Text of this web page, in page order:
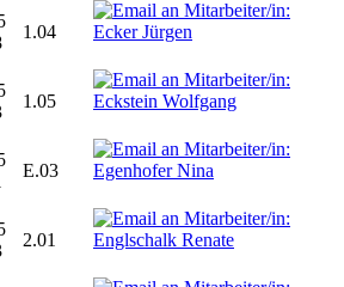
1.04
1.05
E.03
2.01